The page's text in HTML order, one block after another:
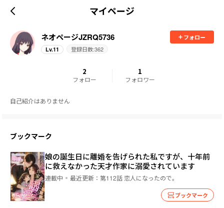
マイページ
ネオページJZRQ5736
フォロー
Lv.11 登録日数:362
2
フォロー
1
フォロワー
自己紹介はありません
ブックマーク
娘の誕生日に離婚を告げられた私ですが、十年前
に救えなかった天才作家に溺愛されています
連載中 最近更新： 第112話 恋人になったので。
ブックマーク